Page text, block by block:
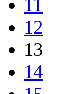
11
12
13
14